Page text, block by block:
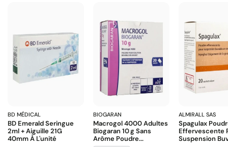
BD MÉDICAL
BD Emerald Seringue
2ml + Aiguille 21G
40mm À L'unité
BIOGARAN
Macrogol 4000 Adultes
Biogaran 10 G Sans
Arôme Poudre...
ALMIRALL SAS
Spagulax
Effervescente
Suspension